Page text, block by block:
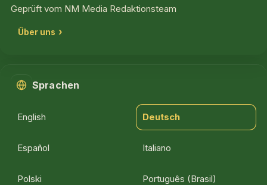
Geprüft vom NM Media Redaktionsteam
Über uns
Sprachen
English Deutsch
Español Italiano
Polski Português (Brasil)